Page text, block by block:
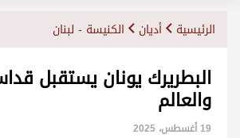
الرئيسية أديان الكنيسة - لبنان
البطريرك يونان يستقبل
والعالم
19 أغسطس، 2025